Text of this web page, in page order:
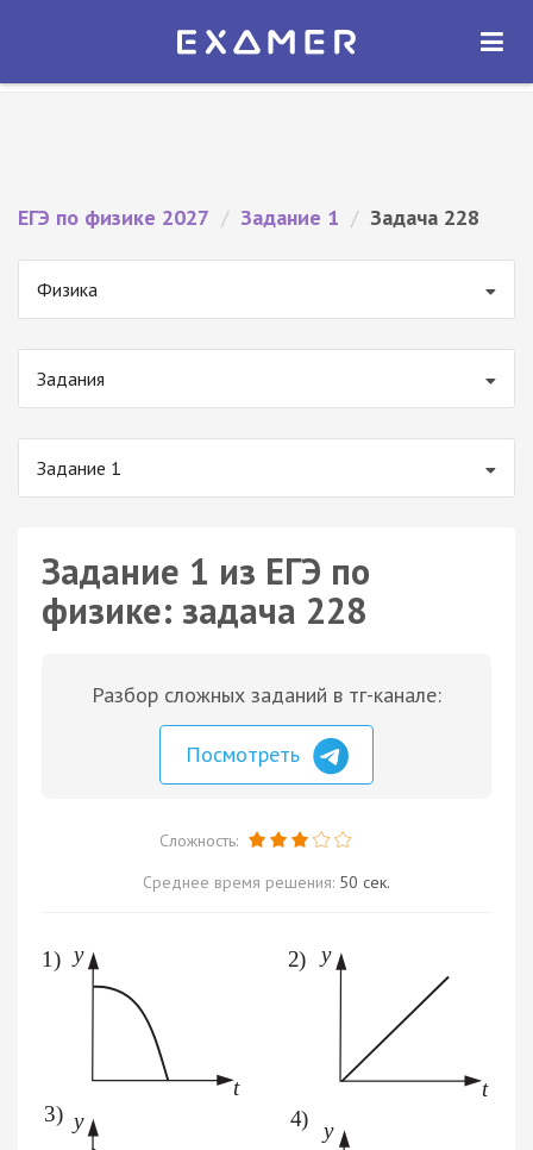
Экзамер — ЕГЭ 2027
ОТКРЫТЬ
ЕГЭ по физике 2027 / Задание 1 / Задача 228
Физика
Задания
Задание 1
Задание 1 из ЕГЭ по
физике: задача 228
Разбор сложных заданий в тг-канале:
Посмотреть
Сложность:
Среднее время решения: 50 сек.